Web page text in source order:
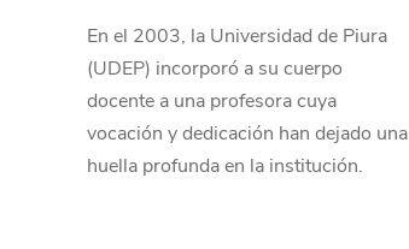
En el 2003, la Universidad de Piura
(UDEP) incorporó a su cuerpo
docente a una profesora cuya
vocación y dedicación han dejado una
huella profunda en la institución.